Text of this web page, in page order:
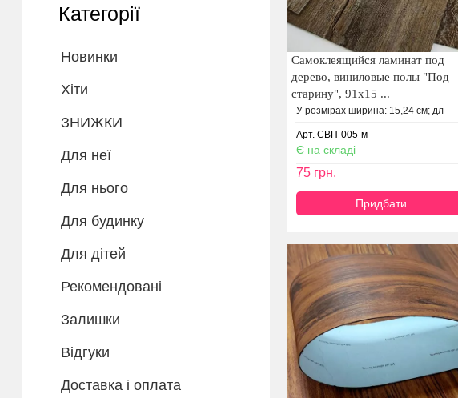
Категорії
Новинки
Хіти
ЗНИЖКИ
Для неї
Для нього
Для будинку
Для дітей
Рекомендовані
Залишки
Відгуки
Доставка і оплата
Самоклеящийся ламинат под
дерево, виниловые полы "Под
старину", 91х15 ...
У розмірах ширина: 15,24 см; дл
Арт. СВП-005-м
Є на складі
75грн.
Придбати